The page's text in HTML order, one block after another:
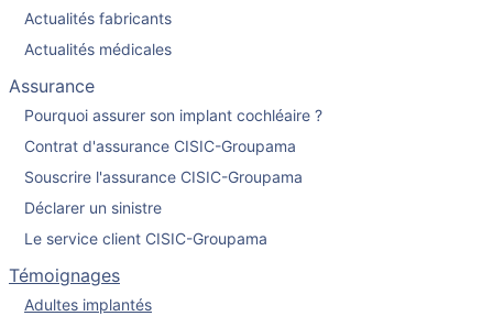
Actualités fabricants
Actualités médicales
Assurance
Pourquoi assurer son implant cochléaire ?
Contrat d'assurance CISIC-Groupama
Souscrire l'assurance CISIC-Groupama
Déclarer un sinistre
Le service client CISIC-Groupama
Témoignages
Adultes implantés